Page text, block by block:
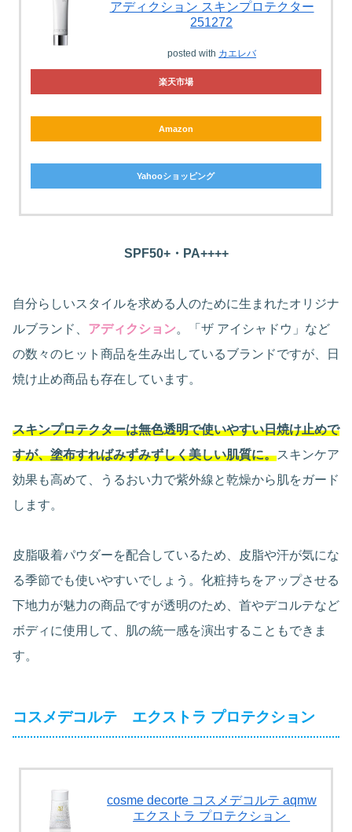
アディクション スキンプロテクター
251272
posted with カエレバ
楽天市場
Amazon
Yahooショッピング
SPF50+・PA++++
自分らしいスタイルを求める人のために生まれたオリジナ
ルブランド、 アディクション。「ザ アイシャドウ」など
の数々のヒット商品を生み出しているブランドですが、日
焼け止め商品も存在しています。
スキンプロテクターは無色透明で使いやすい日焼け止めで
すが、塗布すればみずみずしく美しい肌質に。スキンケア
効果も高めて、うるおい力で紫外線と乾燥から肌をガード
します。
皮脂吸着パウダーを配合しているため、皮脂や汗が気にな
る季節でも使いやすいでしょう。化粧持ちをアップさせる
下地力が魅力の商品ですが透明のため、首やデコルテなど
ボディに使用して、肌の統一感を演出することもできま
す。
コスメデコルテ エクストラ プロテクション
cosme decorte コスメデコルテ aqmw
エクストラ プロテクション